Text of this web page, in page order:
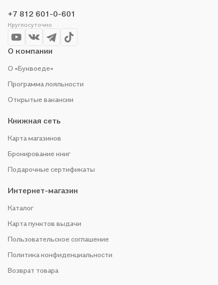
+7 812 601-0-601
Круглосуточно
О компании
О «Буквоеде»
Программа лояльности
Открытые вакансии
Книжная сеть
Карта магазинов
Бронирование книг
Подарочные сертификаты
Интернет-магазин
Каталог
Карта пунктов выдачи
Пользовательское соглашение
Политика конфиденциальности
Возврат товара